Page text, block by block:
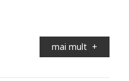
mai mult +